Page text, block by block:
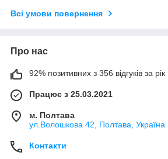
Всі умови повернення
Про нас
92% позитивних з 356 відгуків за рік
Працює з 25.03.2021
м. Полтава
ул.Волошкова 42, Полтава, Україна
Контакти